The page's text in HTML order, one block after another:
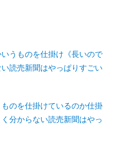
うものを仕掛け《長いので
読売新聞はやっぱりすごい
ものを仕掛けているのか仕掛
分からない読売新聞はやっ